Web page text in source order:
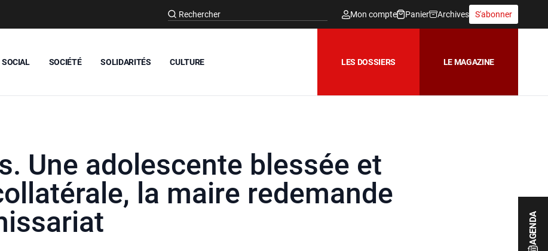
AGENDA
Mon compte Panier Archives S'abonner
SOCIAL SOCIÉTÉ SOLIDARITÉS CULTURE LES DOSSIERS LE MAGAZINE
Une adolescente blessée et
la maire redemande